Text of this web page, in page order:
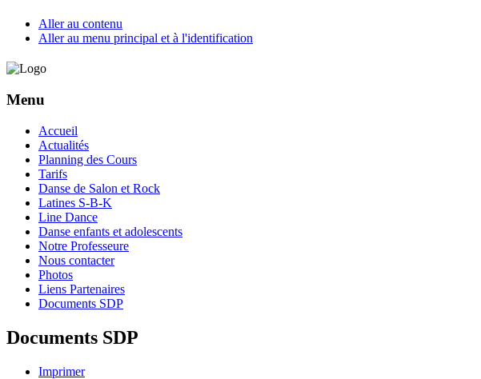
Aller au contenu
Aller au menu principal et à l'identification
Menu
Accueil
Actualités
Planning des Cours
Tarifs
Danse de Salon et Rock
Latines S-B-K
Line Dance
Danse enfants et adolescents
Notre Professeure
Nous contacter
Photos
Liens Partenaires
Documents SDP
Documents SDP
Imprimer